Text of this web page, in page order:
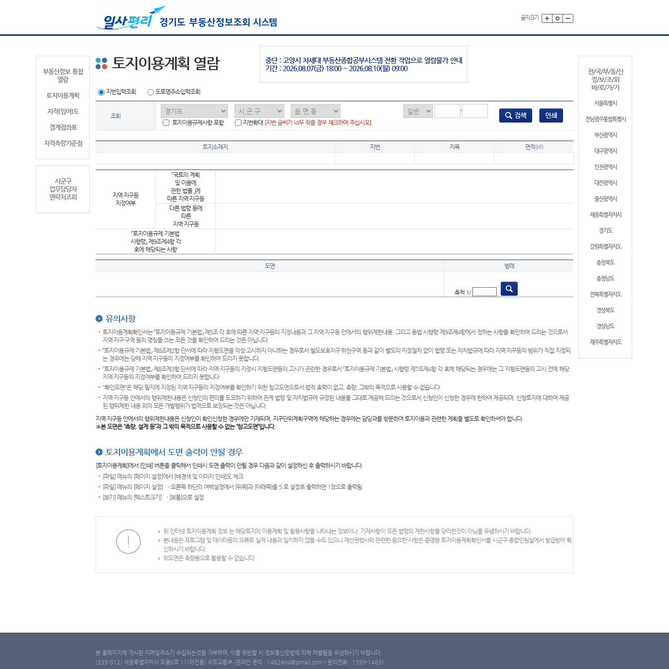
글자크기
부동산정보 통합
열람
토지이용계획
지적(임야)도
경계점좌표
지적측량기준점
시군구
업무담당자
연락처조회
전/국/부/동/산
정/보/조/회
바/로/가/기
서울특별시
전남광주통합특별시
부산광역시
대구광역시
인천광역시
대전광역시
울산광역시
세종특별자치시
경기도
강원특별자치도
충청북도
충청남도
전북특별자치도
경상북도
경상남도
제주특별자치도
중단 : 고양시 차세대 부동산종합공부시스템 전환 작업으로 열람불가 안내
기간 : 2026.08.07(금) 18:00 ~ 2026.08.10(월) 09:00
토지이용계획 열람
지번입력조회 도로명주소입력조회
조회
-
토지이용규제사항 포함
지번확대 [지번 글씨가 너무 작을 경우 체크하여 주십시오]
토지소재지 지번 지목 면적(㎡)
지역·지구등
지정여부
「국토의 계획
및 이용에
관한 법률 」에
따른 지역·지구등
다른 법령 등에
따른
지역·지구등
「토지이용규제 기본법
시행령」 제9조제4항 각
호에 해당되는 사항
도면 범례
축척 1/
유의사항
토지이용계획확인서는 「토지이용규제 기본법」 제5조 각 호에 따른 지역·지구등의 지정내용과 그 지역·지구등 안에서의 행위제한내용, 그리고 동법 시행령 제9조제4항에서 정하는 사항을 확인하여 드리는 것으로서
지역·지구·구역 등의 명칭을 쓰는 모든 것을 확인하여 드리는 것은 아닙니다.
「토지이용규제 기본법」 제8조제2항 단서에 따라 지형도면을 작성·고시하지 아니하는 경우로서 철도보호지구·하천구역 등과 같이 별도의 지정절차 없이 법령 또는 자치법규에 따라 지역·지구등의 범위가 직접 지정되
는 경우에는 당해 지역·지구등의 지정여부를 확인하여 드리지 못합니다.
「토지이용규제 기본법」 제8조제3항 단서에 따라 지역·지구등의 지정시 지형도면등의 고시가 곤란한 경우로서 「토지이용규제 기본법」 시행령 제7조제4항 각 호에 해당되는 경우에는 그 지형도면등의 고시 전에 해당
지역·지구등의 지정여부를 확인하여 드리지 못합니다.
"확인도면"은 해당 필지에 지정된 지역·지구등의 지정여부를 확인하기 위한 참고도면으로서 법적 효력이 없고, 측량, 그밖의 목적으로 사용할 수 없습니다.
지역·지구등 안에서의 행위제한내용은 신청인의 편의를 도모하기 위하여 관계 법령 및 자치법규에 규정된 내용을 그대로 제공해 드리는 것으로서 신청인이 신청한 경우에 한하여 제공되며, 신청토지에 대하여 제공
된 행위제한 내용 외의 모든 개발행위가 법적으로 보장되는 것은 아닙니다.
지역·지구등 안에서의 행위제한내용은 신청인이 확인신청한 경우에만 기재되며, 지구단위계획구역에 해당하는 경우에는 담당과를 방문하여 토지이용과 관련한 계획을 별도로 확인하셔야 합니다.
※본 도면은“측량, 설계 등”과 그 밖의 목적으로 사용할 수 없는 “참고도면”입니다.
토지이용계획에서 도면 출력이 안될 경우
[토지이용계획]에서 [인쇄] 버튼을 클릭해서 인쇄시 도면 출력이 안될 경우 다음과 같이 설정하신 후 출력하시기 바랍니다.
[파일] 메뉴의 [페이지 설정]에서 [배경색 및 이미지 인쇄]도 체크
[파일] 메뉴의 [페이지 설정] → 오른쪽 하단의 여백설정에서 [위쪽]과 [아래쪽]을 5 로 설정후 출력하면 1장으로 출력됨
[보기] 메뉴의 [텍스트크기] → [보통]으로 설정
위 인터넷 토지이용계획 정보 는 해당토지의 이용계획 및 활용사항을 나타내는 정보이나, 기재사항이 모든 법령의 제한사항을 망라한것이 아님을 유념하시기 바랍니다.
본내용은 프로그램 및 데이타등의 오류로 실제 내용과 일치하지 않을 수도 있으니 재산권행사와 관련한 중요한 사항은 증명용 토지이용계획확인서를 시군구 종합민원실에서 발급받아 확
인하시기 바랍니다.
위도면은 측량용으로 활용할 수 없습니다.
본 홈페이지에 게시된 이메일주소가 수집되는것을 거부하며, 이를 위반할 시 정보통신망법에 의해 처벌됨을 유념하시기 바랍니다.
(339-012) 세종특별자치시 도움6로 11(어진동) 국토교통부 (온라인 문의 : 1482qna@gmail.com / 문의전화 : 1599-1483)